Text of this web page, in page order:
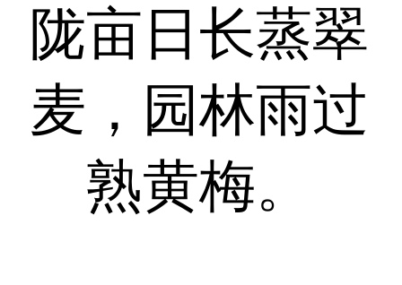
陇亩日长蒸翠
麦，园林雨过
熟黄梅。